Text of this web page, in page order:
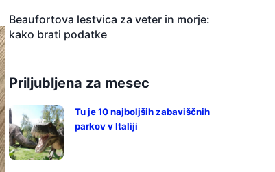
Beaufortova lestvica za veter in morje:
kako brati podatke
Priljubljena za mesec
Tu je 10 najboljših zabaviščnih
parkov v Italiji